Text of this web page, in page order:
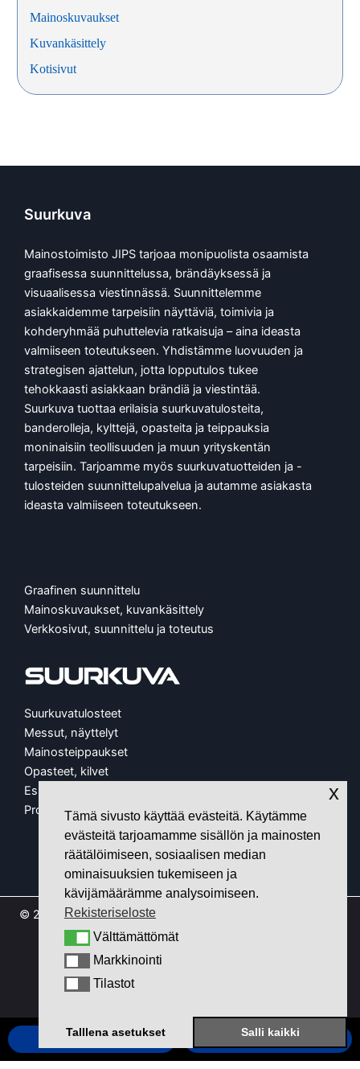
Mainoskuvaukset
Kuvankäsittely
Kotisivut
Suurkuva
Mainostoimisto JIPS tarjoaa monipuolista osaamista
graafisessa suunnittelussa, brändäyksessä ja
visuaalisessa viestinnässä. Suunnittelemme
asiakkaidemme tarpeisiin näyttäviä, toimivia ja
kohderyhmää puhuttelevia ratkaisuja – aina ideasta
valmiiseen toteutukseen. Yhdistämme luovuuden ja
strategisen ajattelun, jotta lopputulos tukee
tehokkaasti asiakkaan brändiä ja viestintää.
Suurkuva tuottaa erilaisia suurkuvatulosteita,
banderolleja, kylttejä, opasteita ja teippauksia
moninaisiin teollisuuden ja muun yrityskentän
tarpeisiin. Tarjoamme myös suurkuvatuotteiden ja -
tulosteiden suunnittelupalvelua ja autamme asiakasta
ideasta valmiiseen toteutukseen.
Graafinen suunnittelu
Mainoskuvaukset, kuvankäsittely
Verkkosivut, suunnittelu ja toteutus
Suurkuvatulosteet
Messut, näyttelyt
Mainosteippaukset
Opasteet, kilvet
Esillepano, kalusteet
Protopaja
© 2026 Mainostoimisto JiPS Oy • Suurkuva • Puistokatu 9,
38200 Sastamala •050 405 5540
a
b
o
e
t
g
r
SOITA MEILLE SIJAINTI
Tämä sivusto käyttää evästeitä. Käytämme
evästeitä tarjoamamme sisällön ja mainosten
räätälöimiseen, sosiaalisen median
ominaisuuksien tukemiseen ja
kävijämäärämme analysoimiseen.
Rekisteriseloste
Välttämättömät
Välttämättömät
Markkinointi
Markkinointi
Tilastot
Talllena asetukset Salli kaikki
x